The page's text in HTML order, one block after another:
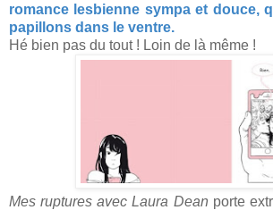
romance lesbienne sympa et douce,
papillons dans le ventre.
Hé bien pas du tout ! Loin de là même !
Mes ruptures avec Laura Dean porte